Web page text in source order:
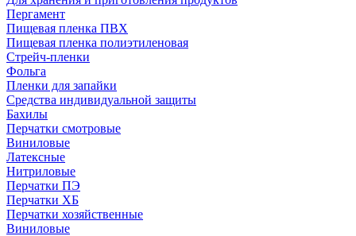
Пергамент
Пищевая пленка ПВХ
Пищевая пленка полиэтиленовая
Стрейч-пленки
Фольга
Пленки для запайки
Средства индивидуальной защиты
Бахилы
Перчатки смотровые
Виниловые
Латексные
Нитриловые
Перчатки ПЭ
Перчатки ХБ
Перчатки хозяйственные
Виниловые